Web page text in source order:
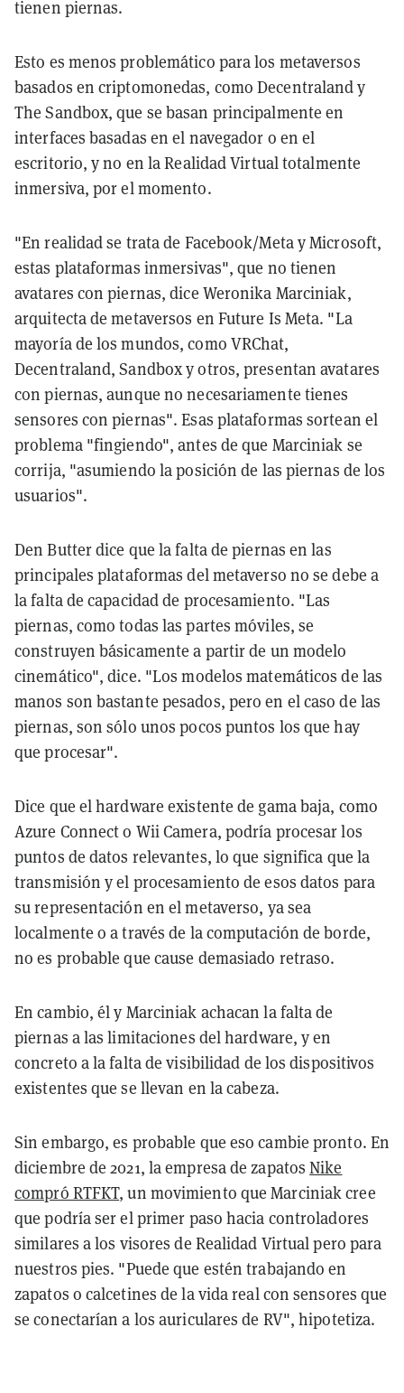
tienen piernas.
Esto es menos problemático para los metaversos
basados en criptomonedas, como Decentraland y
The Sandbox, que se basan principalmente en
interfaces basadas en el navegador o en el
escritorio, y no en la Realidad Virtual totalmente
inmersiva, por el momento.
"En realidad se trata de Facebook/Meta y Microsoft,
estas plataformas inmersivas", que no tienen
avatares con piernas, dice Weronika Marciniak,
arquitecta de metaversos en Future Is Meta. "La
mayoría de los mundos, como VRChat,
Decentraland, Sandbox y otros, presentan avatares
con piernas, aunque no necesariamente tienes
sensores con piernas". Esas plataformas sortean el
problema "fingiendo", antes de que Marciniak se
corrija, "asumiendo la posición de las piernas de los
usuarios".
Den Butter dice que la falta de piernas en las
principales plataformas del metaverso no se debe a
la falta de capacidad de procesamiento. "Las
piernas, como todas las partes móviles, se
construyen básicamente a partir de un modelo
cinemático", dice. "Los modelos matemáticos de las
manos son bastante pesados, pero en el caso de las
piernas, son sólo unos pocos puntos los que hay
que procesar".
Dice que el hardware existente de gama baja, como
Azure Connect o Wii Camera, podría procesar los
puntos de datos relevantes, lo que significa que la
transmisión y el procesamiento de esos datos para
su representación en el metaverso, ya sea
localmente o a través de la computación de borde,
no es probable que cause demasiado retraso.
En cambio, él y Marciniak achacan la falta de
piernas a las limitaciones del hardware, y en
concreto a la falta de visibilidad de los dispositivos
existentes que se llevan en la cabeza.
Sin embargo, es probable que eso cambie pronto. En
diciembre de 2021, la empresa de zapatosNike
compró RTFKT, un movimiento que Marciniak cree
que podría ser el primer paso hacia controladores
similares a los visores de Realidad Virtual pero para
nuestros pies. "Puede que estén trabajando en
zapatos o calcetines de la vida real con sensores que
se conectarían a los auriculares de RV", hipotetiza.